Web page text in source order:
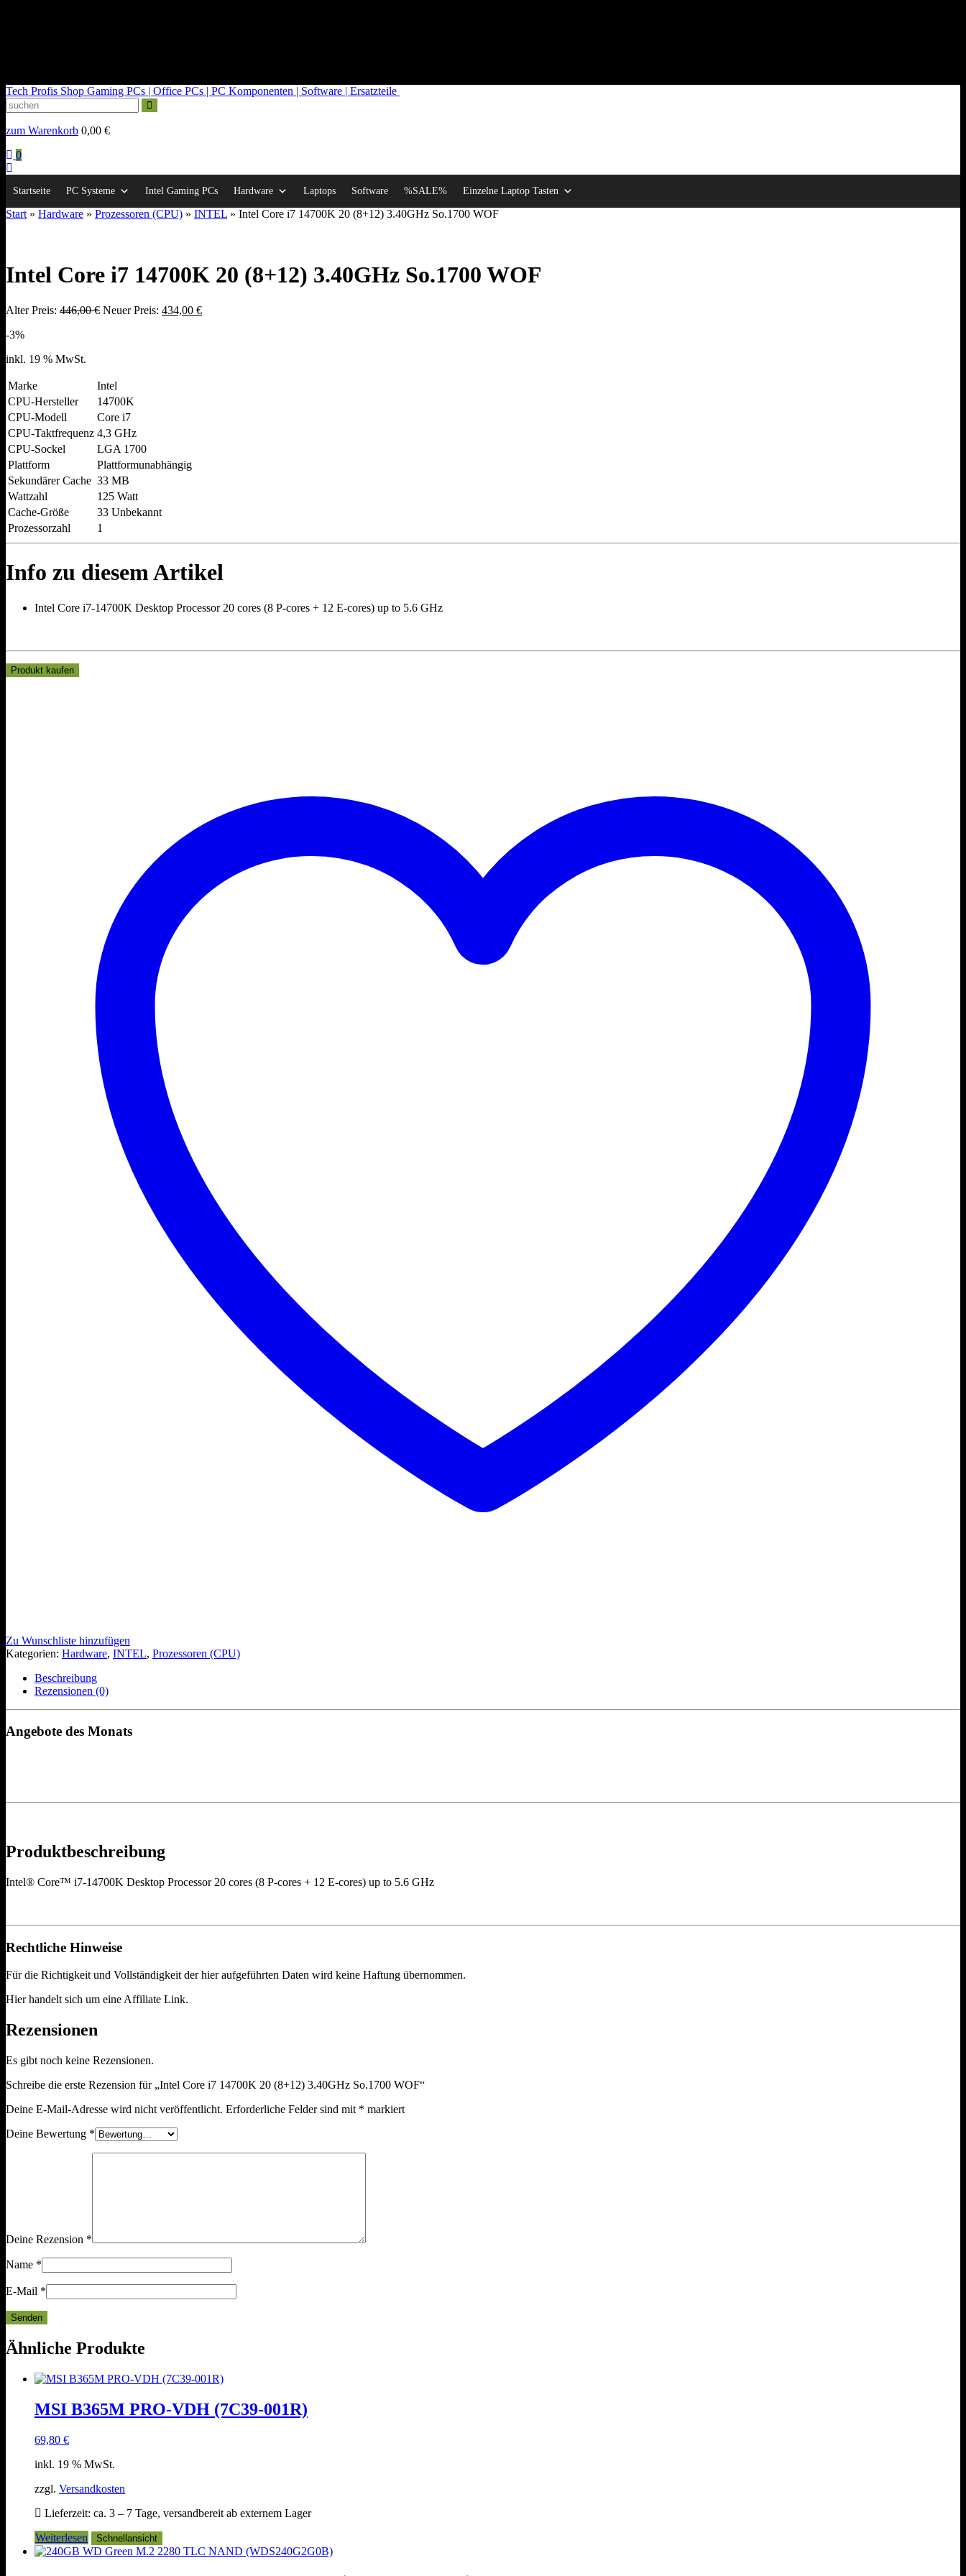
Tech Profis Shop Gaming PCs | Office PCs | PC Komponenten | Software | Ersatzteile
zum Warenkorb 0,00 €
0
Startseite PC Systeme Intel Gaming PCs Hardware Laptops Software %SALE% Einzelne Laptop Tasten
Start » Hardware » Prozessoren (CPU) » INTEL » Intel Core i7 14700K 20 (8+12) 3.40GHz So.1700 WOF
Intel Core i7 14700K 20 (8+12) 3.40GHz So.1700 WOF
Alter Preis: 446,00€ Ursprünglicher
Neuer Preis: 434,00 €Aktueller
-3%
inkl. 19 % MwSt.
Marke
Intel
CPU-Hersteller
14700K
CPU-Modell
Core i7
CPU-Taktfrequenz 4,3 GHz
CPU-Sockel
LGA 1700
Plattform
Plattformunabhängig
Sekundärer Cache 33 MB
Wattzahl
125 Watt
Cache-Größe
33 Unbekannt
Prozessorzahl
1
Info zu diesem Artikel
Intel Core i7-14700K Desktop Processor 20 cores (8 P-cores + 12 E-cores) up to 5.6 GHz
Produkt kaufen
Zu Wunschliste hinzufügen
Kategorien: Hardware, INTEL, Prozessoren (CPU)
Beschreibung
Rezensionen (0)
Angebote des Monats
Produktbeschreibung
Intel® Core™ i7-14700K Desktop Processor 20 cores (8 P-cores + 12 E-cores) up to 5.6 GHz
Rechtliche Hinweise
Für die Richtigkeit und Vollständigkeit der hier aufgeführten Daten wird keine Haftung übernommen.
Hier handelt sich um eine Affiliate Link.
Rezensionen
Es gibt noch keine Rezensionen.
Schreibe die erste Rezension für „Intel Core i7 14700K 20 (8+12) 3.40GHz So.1700 WOF“
Deine E-Mail-Adresse wird nicht veröffentlicht. Erforderliche Felder sind mit * markiert
Deine Bewertung *
Deine Rezension *
Name *
E-Mail *
Ähnliche Produkte
MSI B365M PRO-VDH (7C39-001R)
69,80 €
inkl. 19 % MwSt.
zzgl. Versandkosten
Lieferzeit: ca. 3 – 7 Tage, versandbereit ab externem Lager
Weiterlesen
Schnellansicht